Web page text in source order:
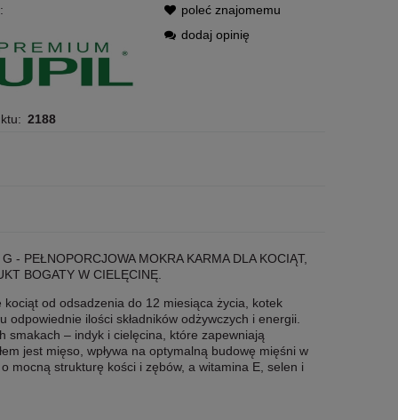
2188
poleć znajomemu
dodaj opinię
- PEŁNOPORCJOWA MOKRA KARMA DLA KOCIĄT,
BOGATY W CIELĘCINĘ.
od odsadzenia do 12 miesiąca życia, kotek
ilości składników odżywczych i energii.
smakach – indyk i cielęcina, które zapewniają
jest mięso, wpływa na optymalną budowę mięśni w
mocną strukturę kości i zębów, a witamina E, selen i